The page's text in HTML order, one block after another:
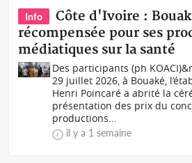
Info
Côte d'Ivoire :
récompensée pour ses
médiatiques sur la santé
Des participants (ph
29 juillet 2026, à Bouaké,
Henri Poincaré a abrité la
présentation des prix du
productions...
il y a 1 semaine